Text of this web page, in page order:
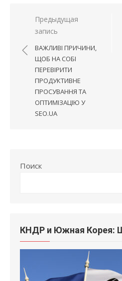
Навигация
записям
Предыдущая
запись
ВАЖЛИВІ ПРИЧИНИ,
ЩОБ НА СОБІ
ПЕРЕВІРИТИ
ПРОДУКТИВНЕ
ПРОСУВАННЯ ТА
ОПТИМІЗАЦІЮ У
SEO.UA
Поиск
КНДР и Южная Корея: